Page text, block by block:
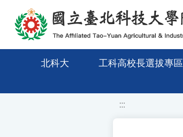
移至網頁之主要內容區位置
北科大 工科高校長選拔專區
:::